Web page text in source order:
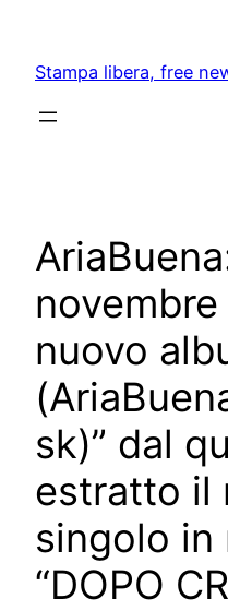
content
Stampa libera, free
nuovo
sk)” dal
estratto il
singolo in
“DOPO